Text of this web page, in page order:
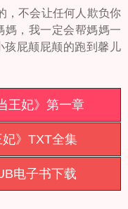
，不会让任何人欺负你
媽，我一定会帮媽媽一
孩屁颠屁颠的跑到馨儿
王妃》第一章
》TXT全集
电子书下载